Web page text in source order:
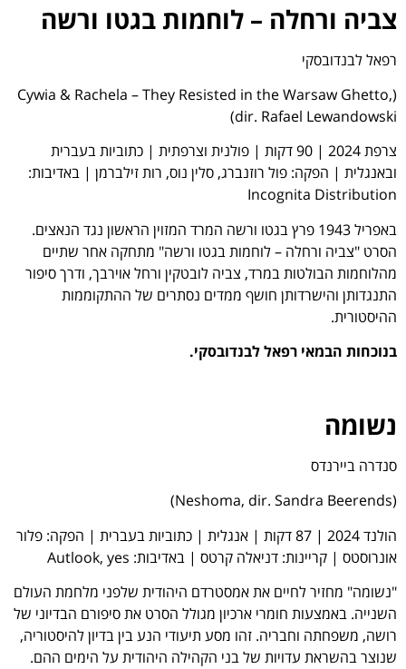
צביה ורחלה – לוחמות בגטו ורשה
רפאל לבנדובסקי
(Cywia & Rachela – They Resisted in the Warsaw Ghetto,
dir. Rafael Lewandowski)
צרפת 2024 | 90 דקות | פולנית וצרפתית | כתוביות בעברית
ובאנגלית | הפקה: פול רוזנברג, סלין נוס, רות זילברמן | באדיבות:
Incognita Distribution
באפריל 1943 פרץ בגטו ורשה המרד המזוין הראשון נגד הנאצים.
הסרט "צביה ורחלה – לוחמות בגטו ורשה" מתחקה אחר שתיים
מהלוחמות הבולטות במרד, צביה לובטקין ורחל אוירבך, ודרך סיפור
התנגדותן והישרדותן חושף ממדים נסתרים של ההתקוממות
ההיסטורית.
בנוכחות הבמאי רפאל לבנדובסקי.
נשומה
סנדרה ביירנדס
(Neshoma, dir. Sandra Beerends)
הולנד 2024 | 87 דקות | אנגלית | כתוביות בעברית | הפקה: פלור
אונרוסטס | קריינות: דניאלה קרטס | באדיבות: Autlook, yes
"נשומה" מחזיר לחיים את אמסטרדם היהודית שלפני מלחמת העולם
השנייה. באמצעות חומרי ארכיון מגולל הסרט את סיפורם הבדיוני של
רושה, משפחתה וחבריה. זהו מסע תיעודי הנע בין בדיון להיסטוריה,
שנוצר בהשראת עדויות של בני הקהילה היהודית על הימים ההם.